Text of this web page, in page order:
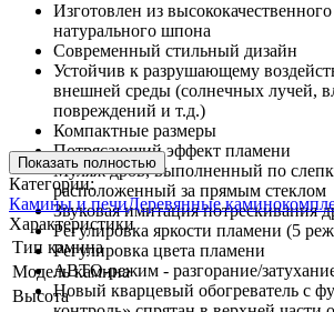
Изготовлен из
натурального шпона
Современный стильный дизайн
Устойчив к разрушающему
внешней среды (солнечных лучей,
повреждений и т.д.)
Компактные размеры
Потрясающий эффект пламени
Муляж дров, выполненный по
расположенный за прямым стеклом
Звуковая имитация потрескивания
Регулировка яркости пламени (5
Регулировка цвета пламени
АВТО-режим - разгорание/
Новый кварцевый обогреватель с
Показать полностью
Категории:
Камины и печиДеревянные
Характеристики
Тип камина
Модель камина
Высота